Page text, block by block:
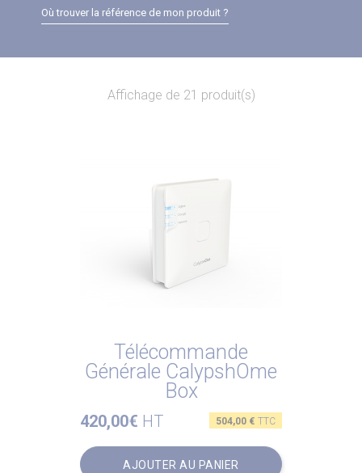
Où trouver la référence de mon produit ?
Affichage de 21 produit(s)
Télécommande
Générale CalypshOme
Box
420,00€ HT Prix
504,00 € TTC
AJOUTER AU PANIER